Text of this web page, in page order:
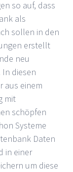
so auf, dass
als
sollen in den
erstellt
neu
In diesen
aus einem
mit
schöpfen
Systeme
Daten
in einer
um diese